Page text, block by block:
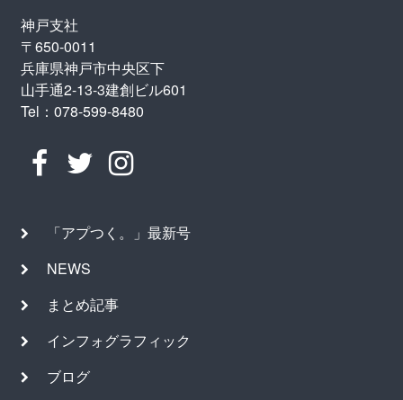
神戸支社
〒650-0011
兵庫県神戸市中央区下
山手通2-13-3建創ビル601
Tel：078-599-8480
「アプつく。」最新号
NEWS
まとめ記事
インフォグラフィック
ブログ